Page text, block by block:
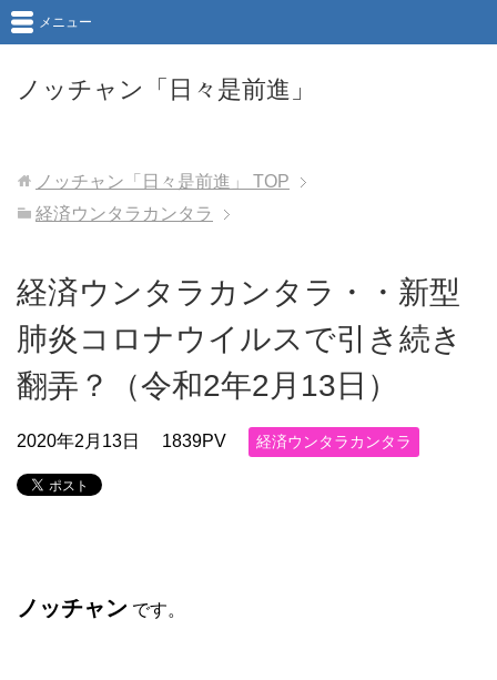
ノッチャン「日々是前進」
メニュー
ノッチャン「日々是前進」
TOP
経済ウンタラカンタラ
経済ウンタラカンタラ・・新型
肺炎コロナウイルスで引き続き
翻弄？（令和2年2月13日）
2020年2月13日 1839PV 経済ウンタラカンタラ
ノッチャン です。